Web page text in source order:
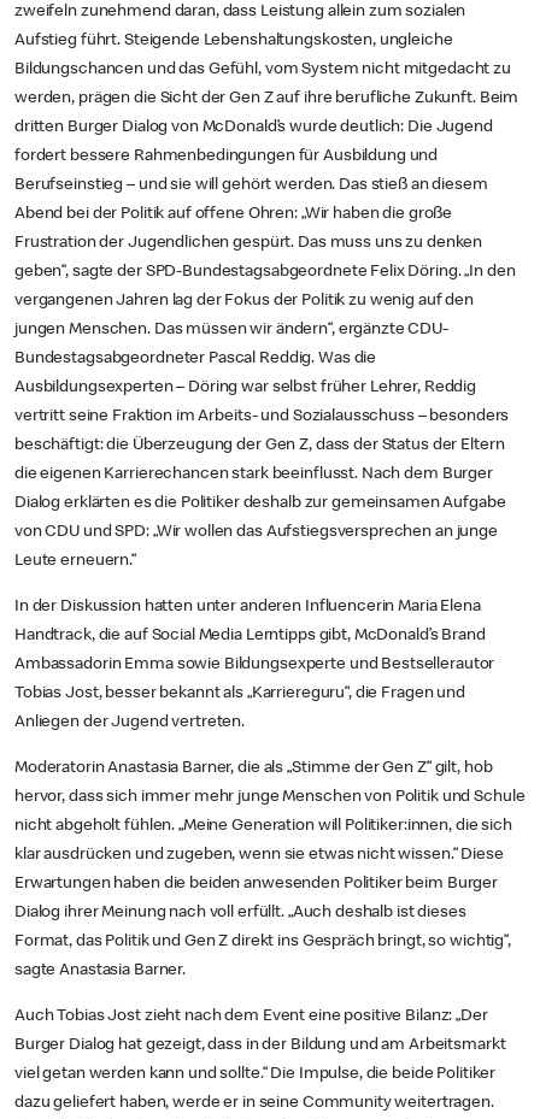
zweifeln zunehmend daran, dass Leistung allein zum sozialen
Aufstieg führt. Steigende Lebenshaltungskosten, ungleiche
Bildungschancen und das Gefühl, vom System nicht mitgedacht zu
werden, prägen die Sicht der Gen Z auf ihre berufliche Zukunft. Beim
dritten Burger Dialog von McDonald’s wurde deutlich: Die Jugend
fordert bessere Rahmenbedingungen für Ausbildung und
Berufseinstieg – und sie will gehört werden. Das stieß an diesem
Abend bei der Politik auf offene Ohren: „Wir haben die große
Frustration der Jugendlichen gespürt. Das muss uns zu denken
geben“, sagte der SPD-Bundestagsabgeordnete Felix Döring. „In den
vergangenen Jahren lag der Fokus der Politik zu wenig auf den
jungen Menschen. Das müssen wir ändern“, ergänzte CDU-
Bundestagsabgeordneter Pascal Reddig. Was die
Ausbildungsexperten – Döring war selbst früher Lehrer, Reddig
vertritt seine Fraktion im Arbeits- und Sozialausschuss – besonders
beschäftigt: die Überzeugung der Gen Z, dass der Status der Eltern
die eigenen Karrierechancen stark beeinflusst. Nach dem Burger
Dialog erklärten es die Politiker deshalb zur gemeinsamen Aufgabe
von CDU und SPD: „Wir wollen das Aufstiegsversprechen an junge
Leute erneuern.“
In der Diskussion hatten unter anderen Influencerin Maria Elena
Handtrack, die auf Social Media Lerntipps gibt, McDonald’s Brand
Ambassadorin Emma sowie Bildungsexperte und Bestsellerautor
Tobias Jost, besser bekannt als „Karriereguru“, die Fragen und
Anliegen der Jugend vertreten.
Moderatorin Anastasia Barner, die als „Stimme der Gen Z“ gilt, hob
hervor, dass sich immer mehr junge Menschen von Politik und Schule
nicht abgeholt fühlen. „Meine Generation will Politiker:innen, die sich
klar ausdrücken und zugeben, wenn sie etwas nicht wissen.“ Diese
Erwartungen haben die beiden anwesenden Politiker beim Burger
Dialog ihrer Meinung nach voll erfüllt. „Auch deshalb ist dieses
Format, das Politik und Gen Z direkt ins Gespräch bringt, so wichtig“,
sagte Anastasia Barner.
Auch Tobias Jost zieht nach dem Event eine positive Bilanz: „Der
Burger Dialog hat gezeigt, dass in der Bildung und am Arbeitsmarkt
viel getan werden kann und sollte.“ Die Impulse, die beide Politiker
dazu geliefert haben, werde er in seine Community weitertragen.